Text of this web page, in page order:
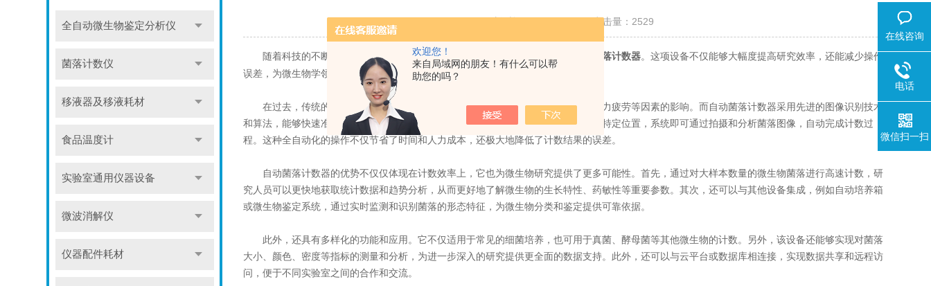
欢迎您！
来自局域网的朋友！有什么可以帮
助您的吗？
全自动微生物鉴定分析仪
菌落计数仪
移液器及移液耗材
食品温度计
实验室通用仪器设备
微波消解仪
仪器配件耗材
更新时间：2023-09-20 点击量： 2529
随着科技的不断进步，实验室的微生物研究也迎来了一项重要的创新—— 自动菌落计数器。这项设备不仅能够大幅度提高研究效率，还能减少操作
误差，为微生物学领域带来许多便利和前景。
在过去，传统的菌落计数需要人工目测并记录，因此容易受到人为主观意识和视力疲劳等因素的影响。而自动菌落计数器采用先进的图像识别技术
和算法，能够快速准确地识别和计数微生物菌落。利用该设备，只需将培养皿放置在特定位置，系统即可通过拍摄和分析菌落图像，自动完成计数过
程。这种全自动化的操作不仅节省了时间和人力成本，还极大地降低了计数结果的误差。
自动菌落计数器的优势不仅仅体现在计数效率上，它也为微生物研究提供了更多可能性。首先，通过对大样本数量的微生物菌落进行高速计数，研
究人员可以更快地获取统计数据和趋势分析，从而更好地了解微生物的生长特性、药敏性等重要参数。其次，还可以与其他设备集成，例如自动培养箱
或微生物鉴定系统，通过实时监测和识别菌落的形态特征，为微生物分类和鉴定提供可靠依据。
此外，还具有多样化的功能和应用。它不仅适用于常见的细菌培养，也可用于真菌、酵母菌等其他微生物的计数。另外，该设备还能够实现对菌落
大小、颜色、密度等指标的测量和分析，为进一步深入的研究提供更全面的数据支持。此外，还可以与云平台或数据库相连接，实现数据共享和远程访
问，便于不同实验室之间的合作和交流。
在线咨询
电话
微信扫一扫